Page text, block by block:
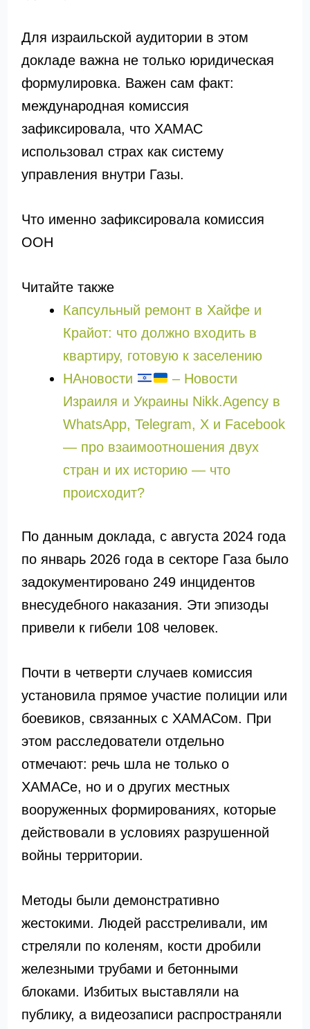
Для израильской аудитории в этом
докладе важна не только юридическая
формулировка. Важен сам факт:
международная комиссия
зафиксировала, что ХАМАС
использовал страх как систему
управления внутри Газы.
Что именно зафиксировала комиссия
ООН
Читайте также
Капсульный ремонт в Хайфе и
Крайот: что должно входить в
квартиру, готовую к заселению
НАновости
– Новости
Израиля и Украины Nikk.Agency в
WhatsApp, Telegram, X и Facebook
— про взаимоотношения двух
стран и их историю — что
происходит?
По данным доклада, с августа 2024 года
по январь 2026 года в секторе Газа было
задокументировано 249 инцидентов
внесудебного наказания. Эти эпизоды
привели к гибели 108 человек.
Почти в четверти случаев комиссия
установила прямое участие полиции или
боевиков, связанных с ХАМАСом. При
этом расследователи отдельно
отмечают: речь шла не только о
ХАМАСе, но и о других местных
вооруженных формированиях, которые
действовали в условиях разрушенной
войны территории.
Методы были демонстративно
жестокими. Людей расстреливали, им
стреляли по коленям, кости дробили
железными трубами и бетонными
блоками. Избитых выставляли на
публику, а видеозаписи распространяли